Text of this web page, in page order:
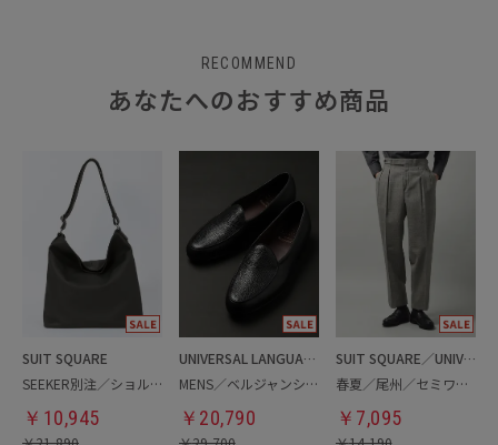
RECOMMEND
あなたへのおすすめ商品
SUIT SQUARE
SEEKER別注／ショルダーバッグ
￥ 10,945
UNIVERSAL LANGUAGE
MENS／ベルジャンシューズ
￥ 20,790
SUIT SQUARE／UNIVERSAL LANGUAGE
春夏／尾州／セミワイドストレートパンツ
￥ 7,095